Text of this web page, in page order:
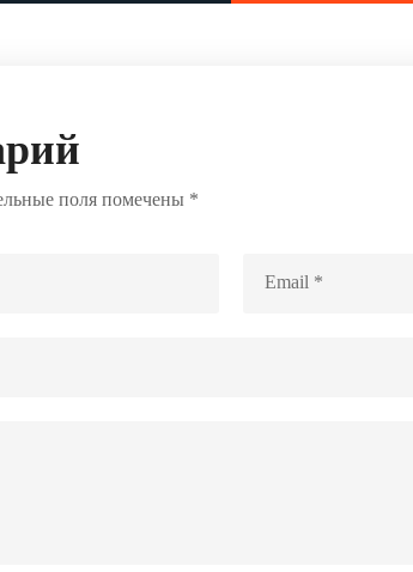
поля помечены *